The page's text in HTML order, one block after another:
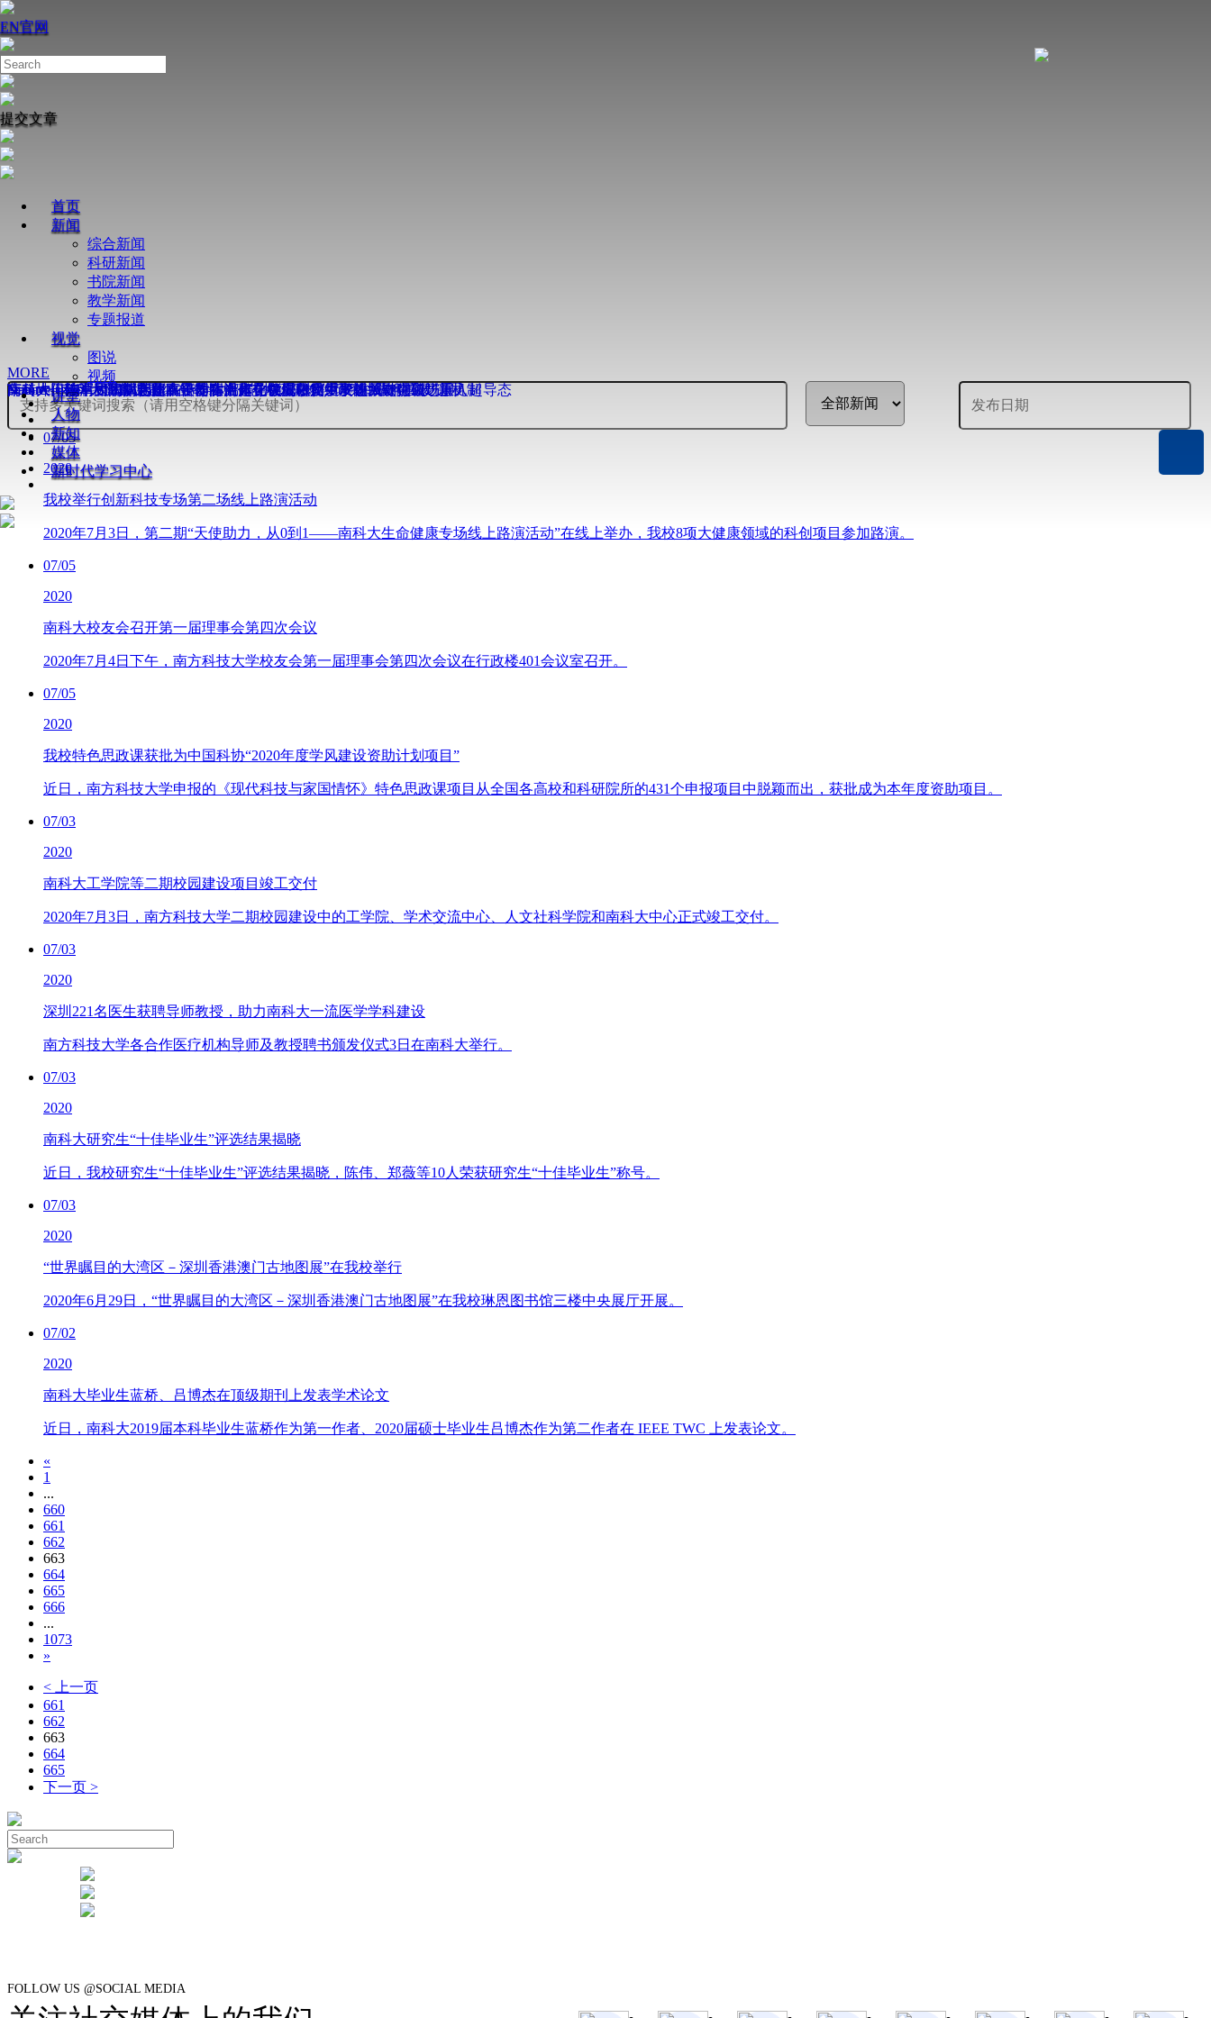
EN官网
提交文章
首页
新闻
综合新闻
科研新闻
书院新闻
教学新闻
专题报道
视觉
图说
视频
讲堂
人物
新知
媒体
新时代学习中心
Nature丨南科大周鑫课题组在奇点增强芯片级陀螺仪研究中取得重要进展
南科大田瑞军和陶丽芝团队合作在活体化学蛋白质组学领域取得新进展
薛其坤—陈卓昱团队合作在镍基高温超导机理研究中取得关键突破
Science丨南科大谭斌团队在不对称光催化领域取得重要进展
南科大何佳清团队揭示超离子导体中离子在皮秒尺度下的“结伴扩散”新机制
Nature丨南科大薛其坤-陈卓昱团队合作在镍氧化物中发现新奇强磁场重入超导态
MORE
07/05
2020
我校举行创新科技专场第二场线上路演活动
2020年7月3日，第二期“天使助力，从0到1——南科大生命健康专场线上路演活动”在线上举办，我校8项大健康领域的科创项目参加路演。
07/05
2020
南科大校友会召开第一届理事会第四次会议
2020年7月4日下午，南方科技大学校友会第一届理事会第四次会议在行政楼401会议室召开。
07/05
2020
我校特色思政课获批为中国科协“2020年度学风建设资助计划项目”
​近日，南方科技大学申报的《现代科技与家国情怀》特色思政课项目从全国各高校和科研院所的431个申报项目中脱颖而出，获批成为本年度资助项目。
07/03
2020
南科大工学院等二期校园建设项目竣工交付
2020年7月3日，南方科技大学二期校园建设中的工学院、学术交流中心、人文社科学院和南科大中心正式竣工交付。
07/03
2020
深圳221名医生获聘导师教授，助力南科大一流医学学科建设
南方科技大学各合作医疗机构导师及教授聘书颁发仪式3日在南科大举行。
07/03
2020
南科大研究生“十佳毕业生”评选结果揭晓
近日，我校研究生“十佳毕业生”评选结果揭晓，陈伟、郑薇等10人荣获研究生“十佳毕业生”称号。
07/03
2020
“世界瞩目的大湾区－深圳香港澳门古地图展”在我校举行
2020年6月29日，“世界瞩目的大湾区－深圳香港澳门古地图展”在我校琳恩图书馆三楼中央展厅开展。
07/02
2020
南科大毕业生蓝桥、吕博杰在顶级期刊上发表学术论文
近日，南科大2019届本科毕业生蓝桥作为第一作者、2020届硕士毕业生吕博杰作为第二作者在 IEEE TWC 上发表论文。
«
1
...
660
661
662
663
664
665
666
...
1073
»
< 上一页
661
662
663
664
665
下一页 >
FOLLOW US @SOCIAL MEDIA